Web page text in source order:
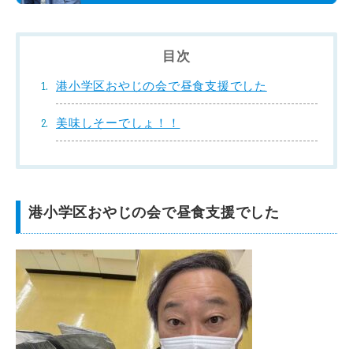
目次
港小学区おやじの会で昼食支援でした
美味しそーでしょ！！
港小学区おやじの会で昼食支援でした